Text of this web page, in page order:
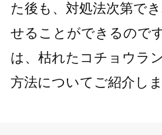
た後も、対処法次第で
せることができるので
は、枯れたコチョウラ
方法についてご紹介しま